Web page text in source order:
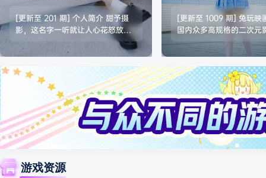
集｜持续更新
[更新至 201 期] 个人简介 甜予摄
影，这名字一听就让人心花怒放，
是不是？可不是嘛，这名字就像甜
品一样，让人回味无穷，欲罢不
能！虽然网上关于甜予摄影的具体
信息比较“神秘”（咳咳，这更增加
了神秘感，对吧？），但从他们的
作品来看，这绝对是一家深藏不露
的高手团队！他们的作品风格多
变，既能驾驭清新脱俗的邻家女孩
风格，又能轻松掌控性感火辣的御
姐范儿，堪称写真界的全能王！据
说，团队成员个个都是摄影界的大
神…
集下载|持续更新
[更新至 1009 期] 兔玩映
国内众多高规格的二次元
企划，作为一家具备极高
的专业摄影工作室，其厂
CG文化圈层中占据着不
重。团队的核心业务高度
次元角色的三维实体转化
手大批优质模特与平面博
输出着质感出众的
写真以及涵盖多重设定的
合集。在本土泛二次元视
造领域，该机构稳固确立
游戏资源